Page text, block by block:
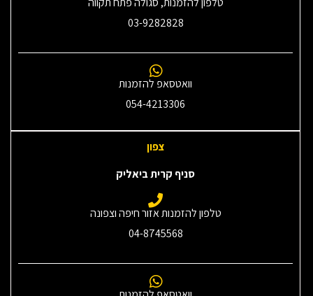
03-9282828
וואטסאפ להזמנות
054-4213306
צפון
סניף קרית ביאליק
טלפון להזמנות אזור חיפה וצפונה
04-8745568